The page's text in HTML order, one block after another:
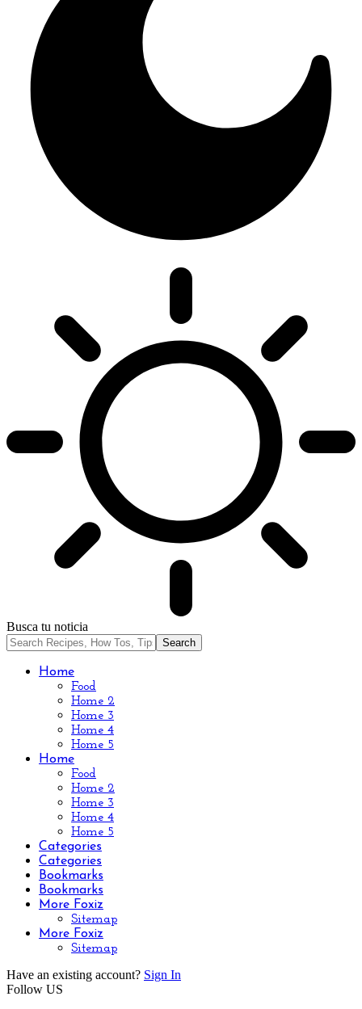
Busca tu noticia
Home
Food
Home 2
Home 3
Home 4
Home 5
Home
Food
Home 2
Home 3
Home 4
Home 5
Categories
Categories
Bookmarks
Bookmarks
More Foxiz
Sitemap
More Foxiz
Sitemap
Have an existing account? Sign In
Follow US